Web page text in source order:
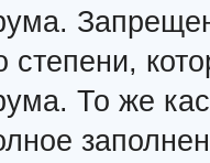
То же